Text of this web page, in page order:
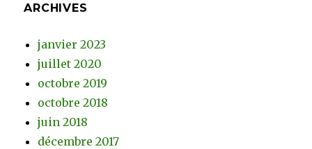
ARCHIVES
janvier 2023
juillet 2020
octobre 2019
octobre 2018
juin 2018
décembre 2017